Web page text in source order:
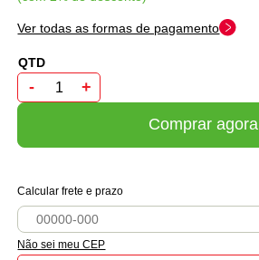
Ver todas as formas de pagamento
- +
Comprar agora
Calcular frete e prazo
Não sei meu CEP